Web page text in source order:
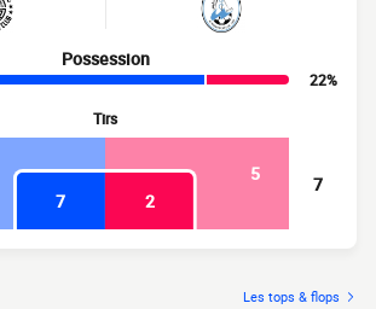
Possession
22%
Tirs
5
7
2
7
Les tops & flops